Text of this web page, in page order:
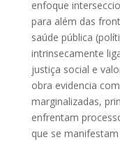
enfoque
para além das
saúde pública
intrinsecamente
justiça social e
obra evidencia
marginalizadas,
enfrentam
que se